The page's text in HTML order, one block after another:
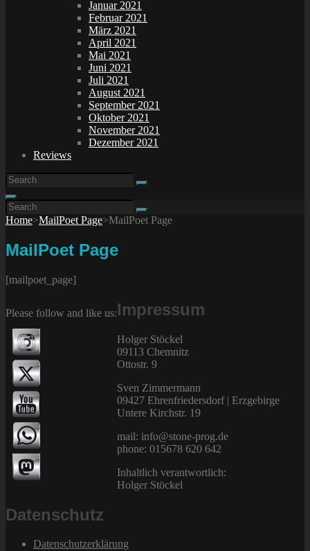
Januar 2021
Februar 2021
März 2021
April 2021
Mai 2021
Juni 2021
Juli 2021
August 2021
September 2021
Oktober 2021
November 2021
Dezember 2021
Reviews
Search
Search
Search
for:
Search
Home>MailPoet Page>MailPoet Page
MailPoet Page
[mailpoet_page]
Please follow and like us:Impressum
Holger Stöckel
09113 Chemnitz
Ottostr. 9
Sven Zimmermann
09427 Ehrenfriedersdorf | Erzgebirge
Untere Kirchstr. 19
mail: info@stone-prog.de
phone: 015678 620 642
Inhaltlich verantwortlich:
Holger Stöckel
Datenschutz
Datenschutzerklärung